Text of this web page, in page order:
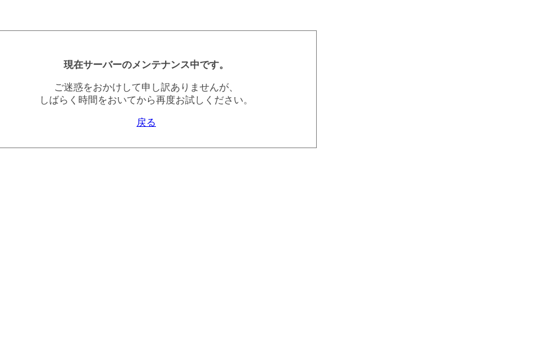
現在サーバーのメンテナンス中です。
ご迷惑をおかけして申し訳ありませんが、
しばらく時間をおいてから再度お試しください。
戻る